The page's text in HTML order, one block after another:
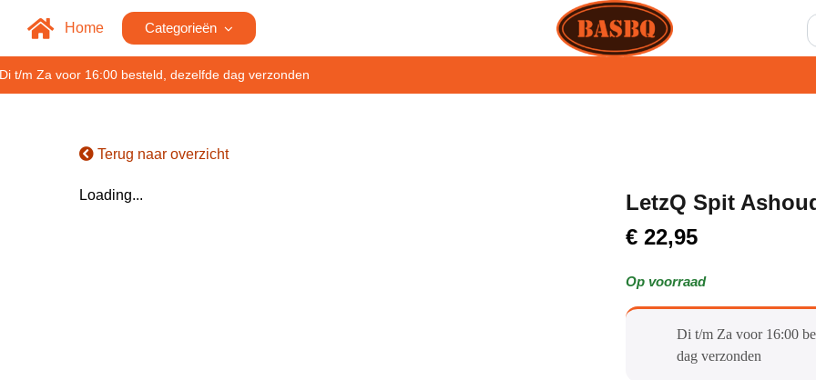
Home Categorieën
t/m Za voor 16:00 besteld, dezelfde dag verzonden
Terug naar overzicht
Loading...
LetzQ Spit
€ 22,95
Op voorraad
Di t/m Za voor 16:00
dag verzonden​